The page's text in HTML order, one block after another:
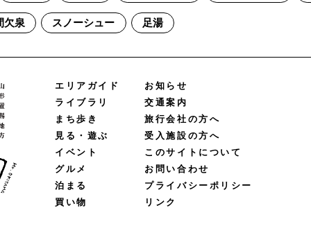
欠泉 スノーシュー 足湯
エリアガイド
ライブラリ
まち歩き
見る・遊ぶ
イベント
グルメ
泊まる
買い物
お知らせ
交通案内
旅行会社の方へ
受入施設の方へ
このサイトについて
お問い合わせ
プライバシーポリシー
リンク